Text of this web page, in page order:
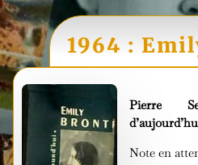
1964 :
Pierre
Note en